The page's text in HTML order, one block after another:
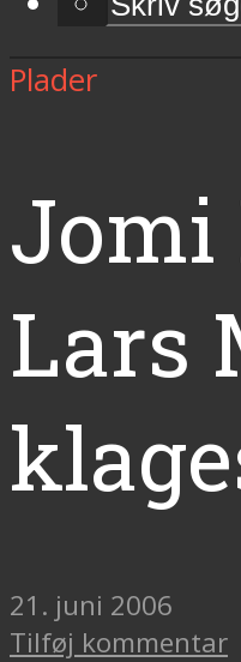
Plader
Jomi
Lars
21. juni 2006
Tilføj kommentar